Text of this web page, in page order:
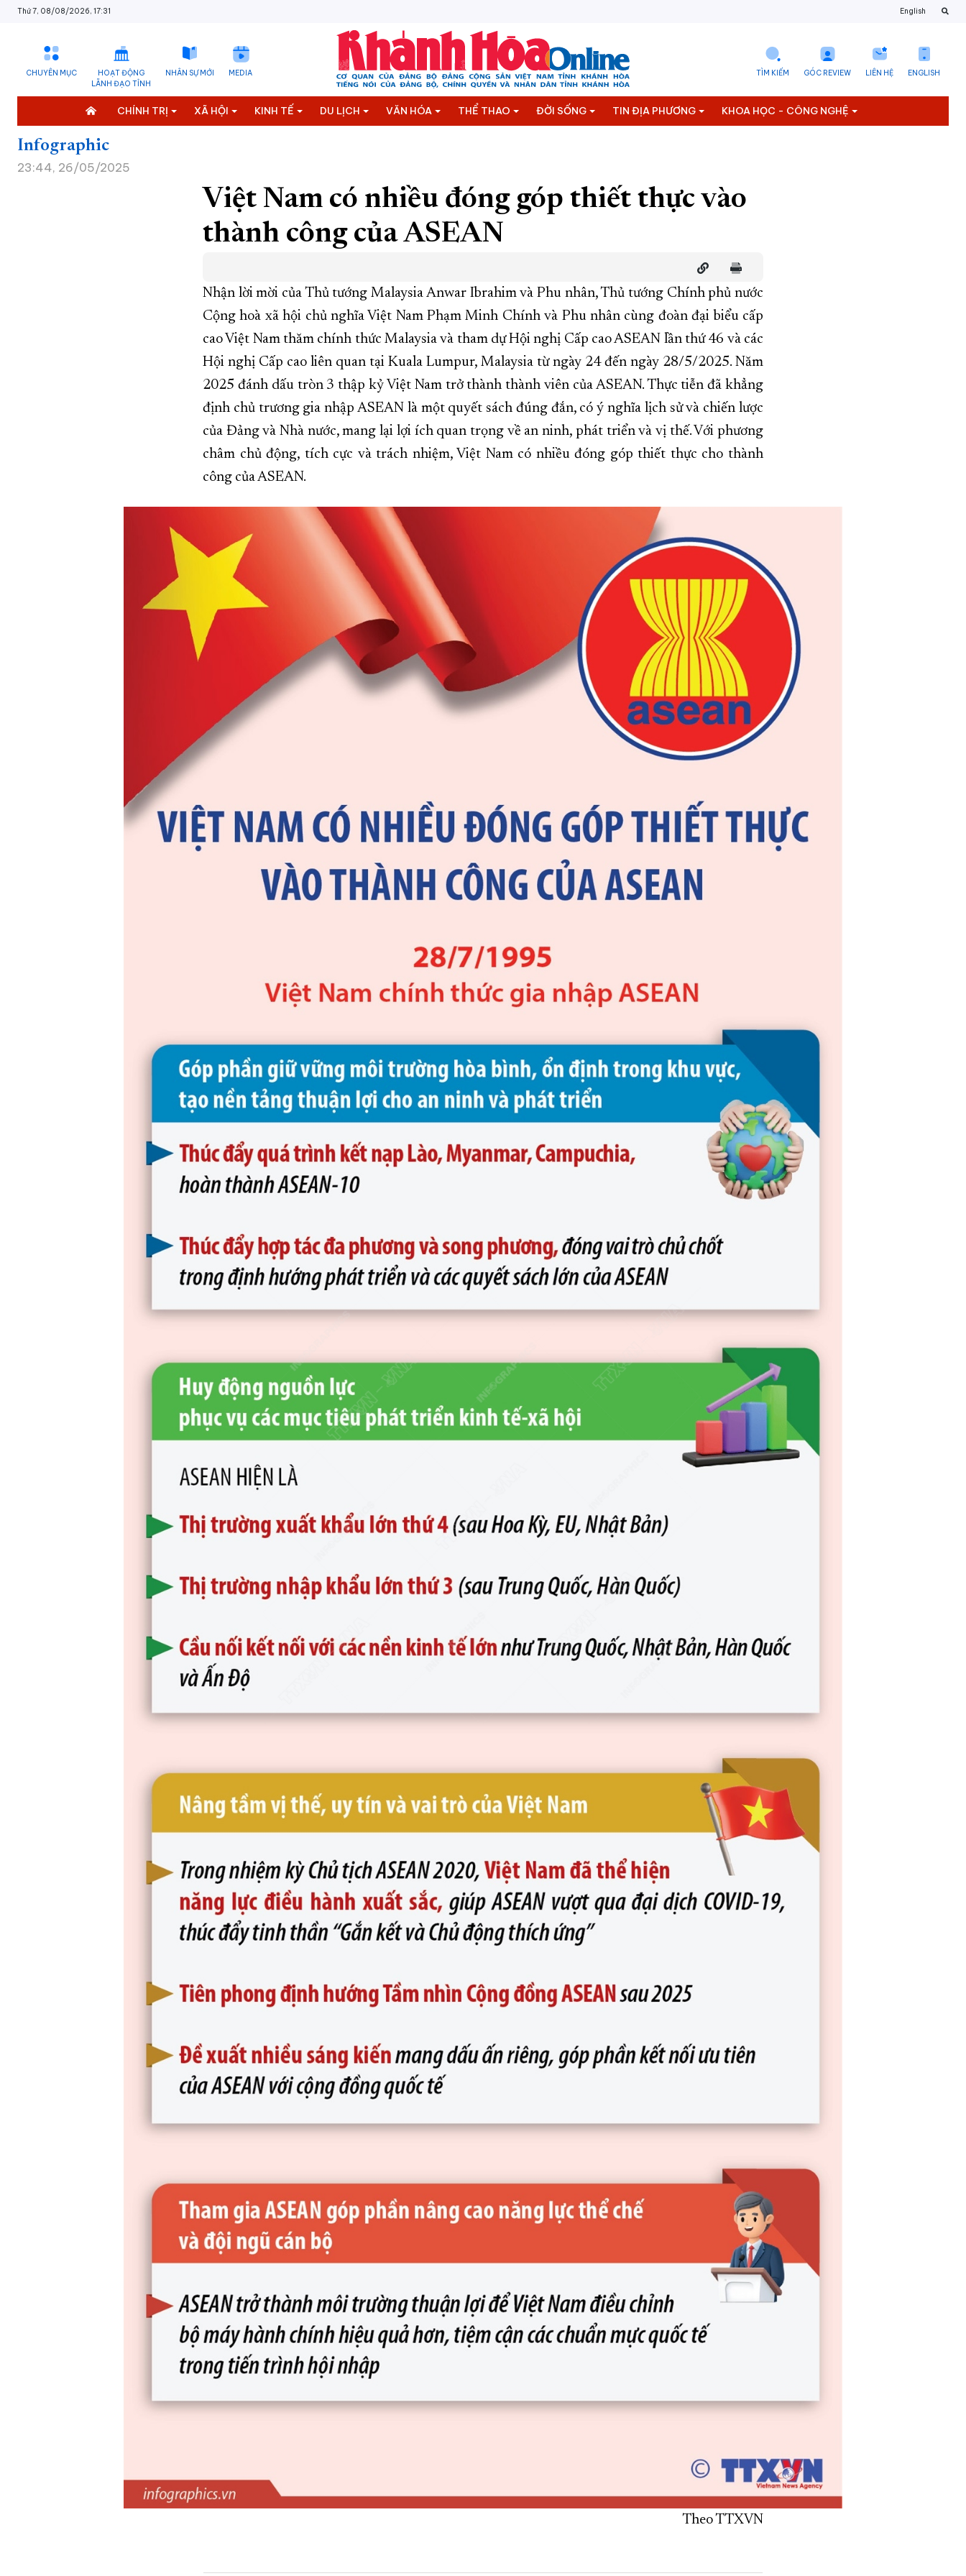
Thứ 7, 08/08/2026, 17:31 English
CHUYÊN MỤC
HOẠT ĐỘNG
LÃNH ĐẠO TỈNH
NHÂN SỰ MỚI MEDIA ENGLISH
LIÊN HỆ
GÓC REVIEW
TÌM KIẾM
CHÍNH TRỊ XÃ HỘI KINH TẾ DU LỊCH VĂN HÓA THỂ THAO ĐỜI SỐNG TIN ĐỊA PHƯƠNG KHOA HỌC - CÔNG NGHỆ
Infographic
23:44, 26/05/2025
Việt Nam có nhiều đóng góp thiết thực vào
thành công của ASEAN
Nhận lời mời của Thủ tướng Malaysia Anwar Ibrahim và Phu nhân, Thủ tướng Chính phủ nước
Cộng hoà xã hội chủ nghĩa Việt Nam Phạm Minh Chính và Phu nhân cùng đoàn đại biểu cấp
cao Việt Nam thăm chính thức Malaysia và tham dự Hội nghị Cấp cao ASEAN lần thứ 46 và các
Hội nghị Cấp cao liên quan tại Kuala Lumpur, Malaysia từ ngày 24 đến ngày 28/5/2025. Năm
2025 đánh dấu tròn 3 thập kỷ Việt Nam trở thành thành viên của ASEAN. Thực tiễn đã khẳng
định chủ trương gia nhập ASEAN là một quyết sách đúng đắn, có ý nghĩa lịch sử và chiến lược
của Đảng và Nhà nước, mang lại lợi ích quan trọng về an ninh, phát triển và vị thế. Với phương
châm chủ động, tích cực và trách nhiệm, Việt Nam có nhiều đóng góp thiết thực cho thành
công của ASEAN.
Theo TTXVN